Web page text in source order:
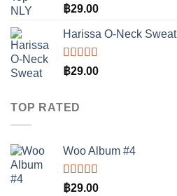
ให้
คะแนน
3.50
ตั้งแต่ 1-
5
คะแนน
฿29.00
Harissa O-Neck Sweat
ให้
คะแนน
ตั้งแต่ 1-5
คะแนน
฿29.00
TOP RATED
Woo Album #4
ให้คะแนน
฿29.00